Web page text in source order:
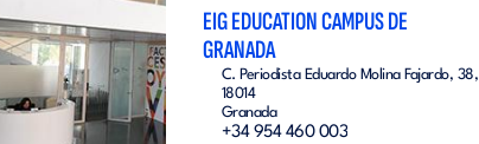
EIG EDUCATION CAMPUS DE
GRANADA
C. Periodista Eduardo Molina Fajardo, 38,
18014
Granada
+34 954 460 003